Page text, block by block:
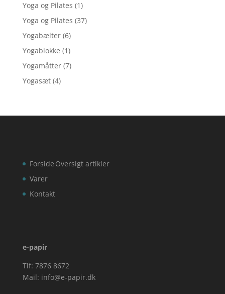
Yoga og Pilates (1)
Yoga og Pilates (37)
Yogabælter (6)
Yogablokke (1)
Yogamåtter (7)
Yogasæt (4)
Forside
Varer
Kontakt
Oversigt artikler
e-papir
Tlf: 7876 8672
Mail: info@e-papir.dk